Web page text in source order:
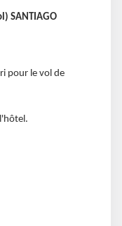
SANTIAGO
pour le vol de